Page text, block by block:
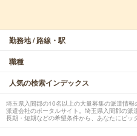
勤務地 / 路線・駅
職種
人気の検索インデックス
埼玉県入間郡の10名以上の大量募集の派遣情
派遣会社のポータルサイト。埼玉県入間郡の派
長期・短期などの希望条件から、あなたにピッ